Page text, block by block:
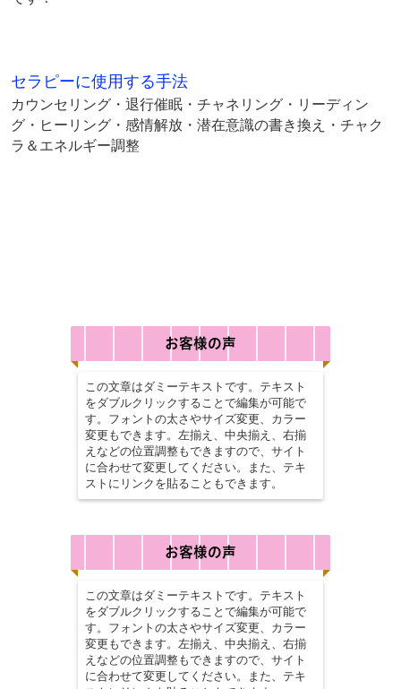
セラピーに使用する手法
カウンセリング・退行催眠・チャネリング・リーディン
グ・ヒーリング・感情解放・潜在意識の書き換え・チャク
ラ＆エネルギー調整
お客様の声
この文章はダミーテキストです。テキスト
をダブルクリックすることで編集が可能で
す。フォントの太さやサイズ変更、カラー
変更もできます。左揃え、中央揃え、右揃
えなどの位置調整もできますので、サイト
に合わせて変更してください。また、テキ
ストにリンクを貼ることもできます。
お客様の声
この文章はダミーテキストです。テキスト
をダブルクリックすることで編集が可能で
す。フォントの太さやサイズ変更、カラー
変更もできます。左揃え、中央揃え、右揃
えなどの位置調整もできますので、サイト
に合わせて変更してください。また、テキ